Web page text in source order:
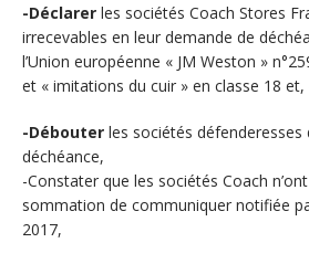
-Déclarer les sociétés Coach Stores
irrecevables en leur demande de
l’Union européenne « JM Weston »
et « imitations du cuir » en classe 18
-Débouter les sociétés défenderesses
déchéance,
-Constater que les sociétés Coach
sommation de communiquer notifiée
2017,